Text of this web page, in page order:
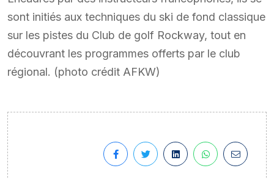
sont initiés aux techniques du ski de fond classique
sur les pistes du Club de golf Rockway, tout en
découvrant les programmes offerts par le club
régional. (photo crédit AFKW)